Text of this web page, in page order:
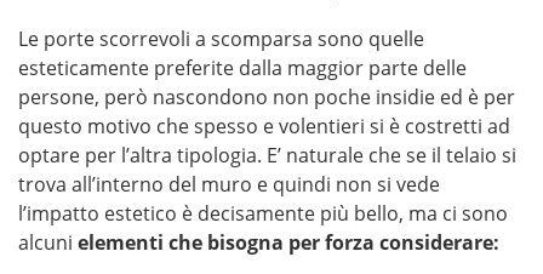
Le porte scorrevoli a scomparsa sono quelle
esteticamente preferite dalla maggior parte delle
persone, però nascondono non poche insidie ed è per
questo motivo che spesso e volentieri si è costretti ad
optare per l’altra tipologia. E’ naturale che se il telaio si
trova all’interno del muro e quindi non si vede
l’impatto estetico è decisamente più bello, ma ci sono
alcuni elementi che bisogna per forza considerare: